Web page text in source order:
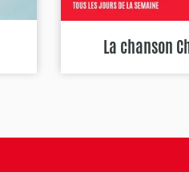
La chanson